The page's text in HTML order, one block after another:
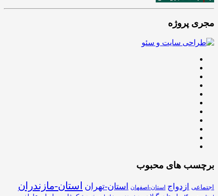
مجری پروژه
برچسب های محبوب
اجتماعی ازدواج استان-اصفهان استان-تهران استان-مازندران